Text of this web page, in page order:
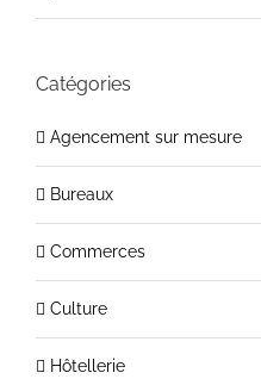
Catégories
Agencement sur mesure
Bureaux
Commerces
Culture
Hôtellerie